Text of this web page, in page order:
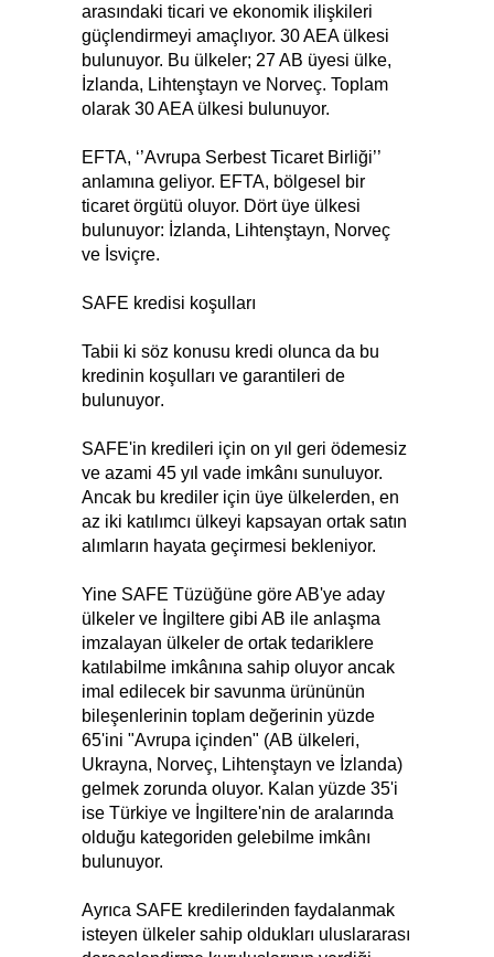
arasındaki ticari ve ekonomik ilişkileri
güçlendirmeyi amaçlıyor. 30 AEA ülkesi
bulunuyor. Bu ülkeler; 27 AB üyesi ülke,
İzlanda, Lihtenştayn ve Norveç. Toplam
olarak 30 AEA ülkesi bulunuyor.
EFTA, ‘’Avrupa Serbest Ticaret Birliği’’
anlamına geliyor. EFTA, bölgesel bir
ticaret örgütü oluyor. Dört üye ülkesi
bulunuyor: İzlanda, Lihtenştayn, Norveç
ve İsviçre.
SAFE kredisi koşulları
Tabii ki söz konusu kredi olunca da bu
kredinin koşulları ve garantileri de
bulunuyor.
SAFE'in kredileri için on yıl geri ödemesiz
ve azami 45 yıl vade imkânı sunuluyor.
Ancak bu krediler için üye ülkelerden, en
az iki katılımcı ülkeyi kapsayan ortak satın
alımların hayata geçirmesi bekleniyor.
Yine SAFE Tüzüğüne göre AB'ye aday
ülkeler ve İngiltere gibi AB ile anlaşma
imzalayan ülkeler de ortak tedariklere
katılabilme imkânına sahip oluyor ancak
imal edilecek bir savunma ürününün
bileşenlerinin toplam değerinin yüzde
65'ini "Avrupa içinden" (AB ülkeleri,
Ukrayna, Norveç, Lihtenştayn ve İzlanda)
gelmek zorunda oluyor. Kalan yüzde 35'i
ise Türkiye ve İngiltere'nin de aralarında
olduğu kategoriden gelebilme imkânı
bulunuyor.
Ayrıca SAFE kredilerinden faydalanmak
isteyen ülkeler sahip oldukları uluslararası